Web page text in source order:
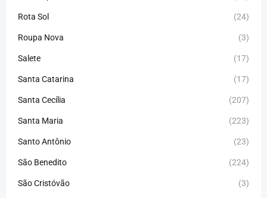
Rota Sol (24)
Roupa Nova (3)
Salete (17)
Santa Catarina (17)
Santa Cecília (207)
Santa Maria (223)
Santo Antônio (23)
São Benedito (224)
São Cristóvão (3)